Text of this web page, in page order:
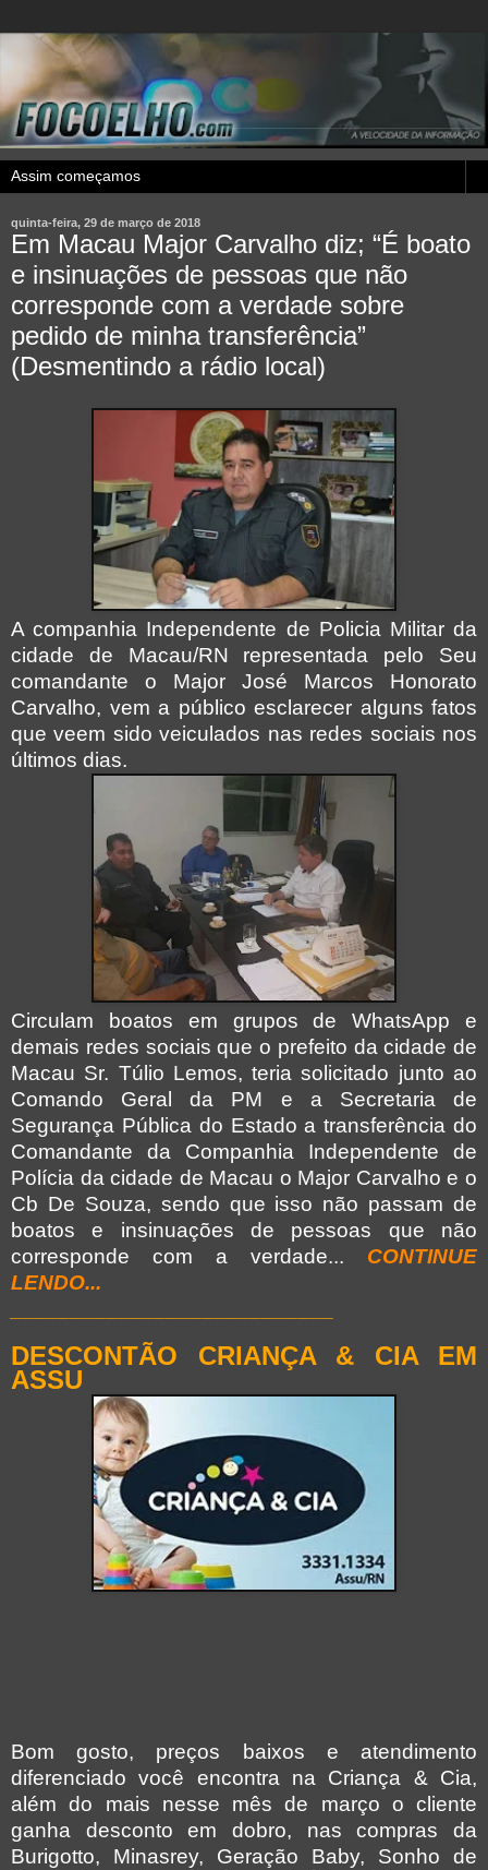
quinta-feira, 29 de março de 2018
Em Macau Major Carvalho diz; “É boato
e insinuações de pessoas que não
corresponde com a verdade sobre
pedido de minha transferência”
(Desmentindo a rádio local)
A companhia Independente de Policia Militar da
cidade de Macau/RN representada pelo Seu
comandante o Major José Marcos Honorato
Carvalho, vem a público esclarecer alguns fatos
que veem sido veiculados nas redes sociais nos
últimos dias.
Circulam boatos em grupos de WhatsApp e
demais redes sociais que o prefeito da cidade de
Macau Sr. Túlio Lemos, teria solicitado junto ao
Comando Geral da PM e a Secretaria de
Segurança Pública do Estado a transferência do
Comandante da Companhia Independente de
Polícia da cidade de Macau o Major Carvalho e o
Cb De Souza, sendo que isso não passam de
boatos e insinuações de pessoas que não
corresponde com a verdade... CONTINUE
LENDO...
DESCONTÃO CRIANÇA & CIA EM
ASSU
Bom gosto, preços baixos e atendimento
diferenciado você encontra na Criança & Cia,
além do mais nesse mês de março o cliente
ganha desconto em dobro, nas compras da
Burigotto, Minasrey, Geração Baby, Sonho de